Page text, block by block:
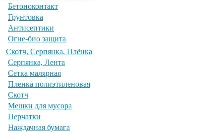
Бетоноконтакт
Грунтовка
Антисептики
Огне-био защита
Скотч, Серпянка, Плёнка
Серпянка, Лента
Сетка малярная
Пленка полиэтиленовая
Скотч
Мешки для мусора
Перчатки
Наждачная бумага